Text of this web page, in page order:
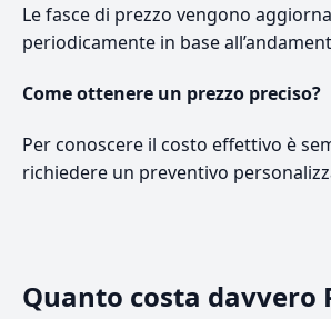
Le fasce di prezzo vengono
periodicamente in base
Come ottenere un prezzo preciso?
Per conoscere il costo effettivo è
richiedere un preventivo
Quanto costa davvero